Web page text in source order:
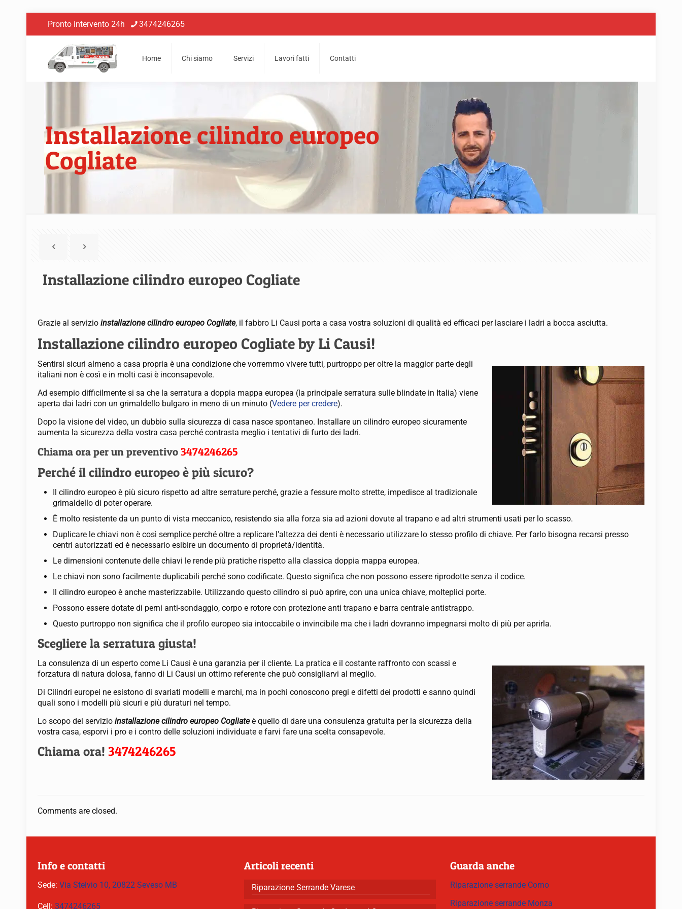
Pronto intervento 24h 3474246265
Home Chi siamo Servizi Lavori fatti Contatti
Installazione cilindro europeo
Cogliate
Installazione cilindro europeo Cogliate
Grazie al servizioinstallazione cilindro europeo Cogliate, il fabbro Li Causi porta a casa vostra soluzioni di qualità ed efficaci per lasciare i ladri a bocca asciutta.
Installazione cilindro europeo Cogliate by Li Causi!
Sentirsi sicuri almeno a casa propria è una condizione che vorremmo vivere tutti, purtroppo per oltre la maggior parte degli
italiani non è così e in molti casi è inconsapevole.
Ad esempio difficilmente si sa che la serratura a doppia mappa europea (la principale serratura sulle blindate in Italia) viene
aperta dai ladri con un grimaldello bulgaro in meno di un minuto (Vedere per credere).
Dopo la visione del video, un dubbio sulla sicurezza di casa nasce spontaneo. Installare un cilindro europeo sicuramente
aumenta la sicurezza della vostra casa perché contrasta meglio i tentativi di furto dei ladri.
Chiama ora per un preventivo3474246265
Perché il cilindro europeo è più sicuro?
Il cilindro europeo è più sicuro rispetto ad altre serrature perché, grazie a fessure molto strette, impedisce al tradizionale
grimaldello di poter operare.
È molto resistente da un punto di vista meccanico, resistendo sia alla forza sia ad azioni dovute al trapano e ad altri strumenti usati per lo scasso.
Duplicare le chiavi non è così semplice perché oltre a replicare l’altezza dei denti è necessario utilizzare lo stesso profilo di chiave. Per farlo bisogna recarsi presso
centri autorizzati ed è necessario esibire un documento di proprietà/identità.
Le dimensioni contenute delle chiavi le rende più pratiche rispetto alla classica doppia mappa europea.
Le chiavi non sono facilmente duplicabili perché sono codificate. Questo significa che non possono essere riprodotte senza il codice.
Il cilindro europeo è anche masterizzabile. Utilizzando questo cilindro si può aprire, con una unica chiave, molteplici porte.
Possono essere dotate di perni anti-sondaggio, corpo e rotore con protezione anti trapano e barra centrale antistrappo.
Questo purtroppo non significa che il profilo europeo sia intoccabile o invincibile ma che i ladri dovranno impegnarsi molto di più per aprirla.
Scegliere la serratura giusta!
La consulenza di un esperto come Li Causi è una garanzia per il cliente. La pratica e il costante raffronto con scassi e
forzatura di natura dolosa, fanno di Li Causi un ottimo referente che può consigliarvi al meglio.
Di Cilindri europei ne esistono di svariati modelli e marchi, ma in pochi conoscono pregi e difetti dei prodotti e sanno quindi
quali sono i modelli più sicuri e più duraturi nel tempo.
Lo scopo del servizioinstallazione cilindro europeo Cogliateè quello di dare una consulenza gratuita per la sicurezza della
vostra casa, esporvi i pro e i contro delle soluzioni individuate e farvi fare una scelta consapevole.
Chiama ora!3474246265
Comments are closed.
Info e contatti
Sede: Via Stelvio 10, 20822 Seveso MB
Cell: 3474246265
Articoli recenti
Riparazione Serrande Varese
Guarda anche
Riparazione serrande Como
Riparazione serrande Monza